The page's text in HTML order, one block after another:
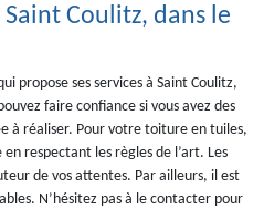
Coulitz, dans le
propose ses services à Saint Coulitz,
faire confiance si vous avez des
à réaliser. Pour votre toiture en tuiles,
respectant les règles de l’art. Les
de vos attentes. Par ailleurs, il est
N’hésitez pas à le contacter pour